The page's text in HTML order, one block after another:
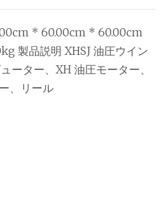
* 60.00cm * 60.00cm
製品説明 XHSJ 油圧ウイン
ーター、XH 油圧モーター、
、リール